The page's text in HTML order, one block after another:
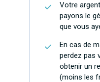
Votre
payons le
que vous
En cas de
perdez pas
obtenir un
(moins les